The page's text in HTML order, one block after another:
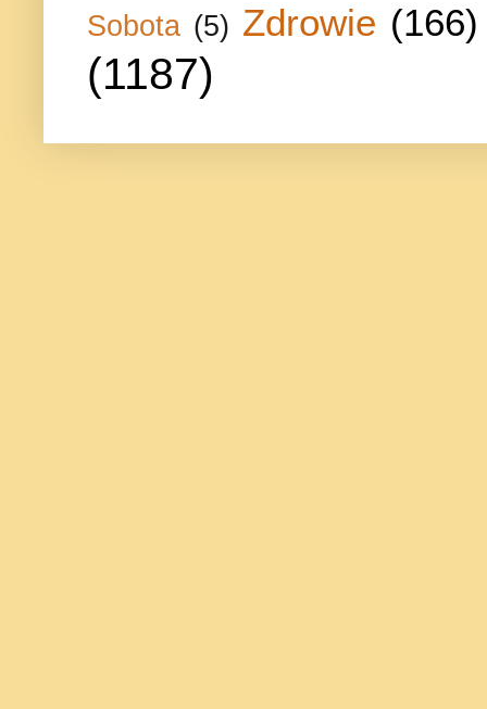
Sobota (5) Zdrowie (166)
(1187)